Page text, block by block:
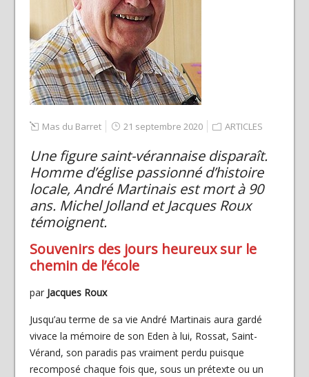
Mas du Barret 21 septembre 2020 ARTICLES
Une figure saint-vérannaise disparaît.
Homme d’église passionné d’histoire
locale, André Martinais est mort à 90
ans. Michel Jolland et Jacques Roux
témoignent.
Souvenirs des jours heureux sur le
chemin de l’école
par Jacques Roux
Jusqu’au terme de sa vie André Martinais aura gardé
vivace la mémoire de son Eden à lui, Rossat, Saint-
Vérand, son paradis pas vraiment perdu puisque
recomposé chaque fois que, sous un prétexte ou un